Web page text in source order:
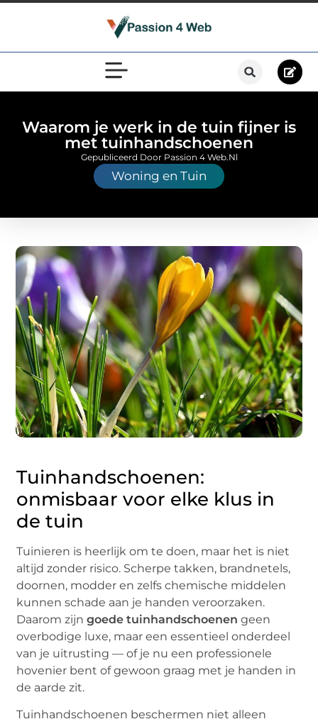
Waarom je werk in de tuin fijner is
met tuinhandschoenen
Woning en Tuin
Gepubliceerd Door Passion 4 Web.nl
Tuinhandschoenen:
onmisbaar voor elke klus in
de tuin
Tuinieren is heerlijk om te doen, maar het is niet
altijd zonder risico. Scherpe takken, brandnetels,
doornen, modder en zelfs chemische middelen
kunnen schade aan je handen veroorzaken.
Daarom zijngoede tuinhandschoenen geen
overbodige luxe, maar een essentieel onderdeel
van je uitrusting — of je nu een professionele
hovenier bent of gewoon graag met je handen in
de aarde zit.
Tuinhandschoenen beschermen niet alleen